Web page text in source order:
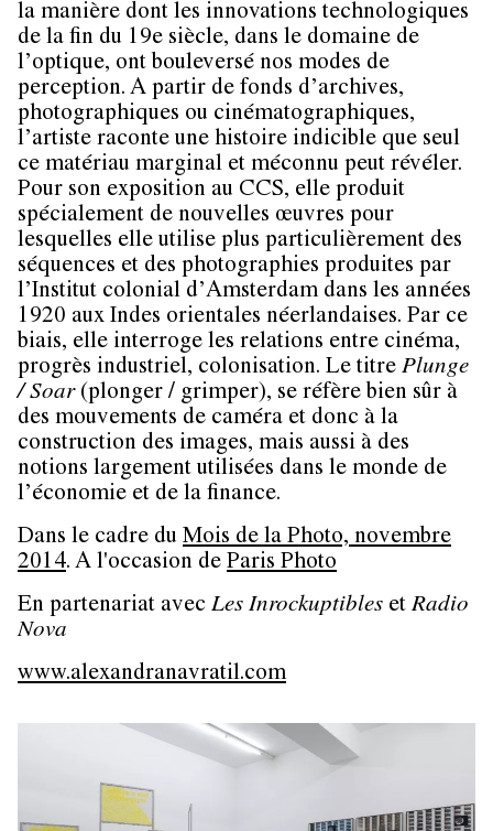
la manière dont les innovations technologiques
de la fin du 19e siècle, dans le domaine de
l’optique, ont bouleversé nos modes de
perception. A partir de fonds d’archives,
photographiques ou cinématographiques,
l’artiste raconte une histoire indicible que seul
ce matériau marginal et méconnu peut révéler.
Pour son exposition au CCS, elle produit
spécialement de nouvelles œuvres pour
lesquelles elle utilise plus particulièrement des
séquences et des photographies produites par
l’Institut colonial d’Amsterdam dans les années
1920 aux Indes orientales néerlandaises. Par ce
biais, elle interroge les relations entre cinéma,
progrès industriel, colonisation. Le titre Plunge
/ Soar (plonger / grimper), se réfère bien sûr à
des mouvements de caméra et donc à la
construction des images, mais aussi à des
notions largement utilisées dans le monde de
l’économie et de la finance.
Dans le cadre du Mois de la Photo, novembre
2014. A l'occasion de Paris Photo
En partenariat avec Les Inrockuptibles etRadio
Nova
www.alexandranavratil.com